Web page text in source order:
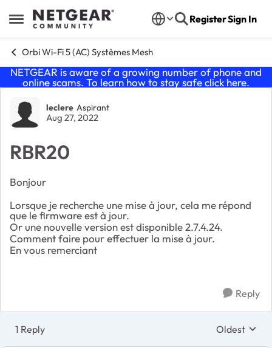
Open Side Menu
Skip to content RegisterSign In
Orbi Wi-Fi 5 (AC) Systèmes Mesh
NETGEAR is aware of a growing number of phone and
online scams. To learn how to stay safe click here.
Forum Discussion
leclere Aspirant
Aug 27, 2022
RBR20
Bonjour
Lorsque je recherche une mise à jour, cela me répond
que le firmware est à jour.
Or une nouvelle version est disponible 2.7.4.24.
Comment faire pour effectuer la mise à jour.
En vous remerciant
Reply
1 Reply Replies
Oldest